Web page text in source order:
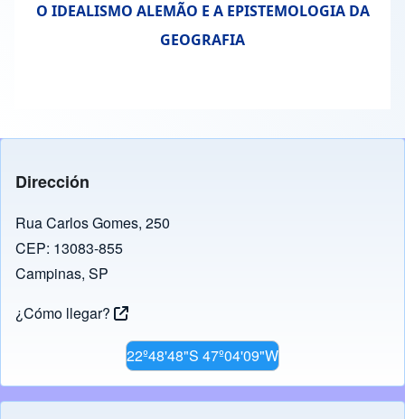
O IDEALISMO ALEMÃO E A EPISTEMOLOGIA DA
GEOGRAFIA
Dirección
Rua Carlos Gomes, 250
CEP: 13083-855
Campinas, SP
¿Cómo llegar?
22º48'48"S 47º04'09"W